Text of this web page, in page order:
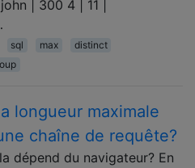
| 300 4 | 11 |
sql max
distinct
longueur maximale
chaîne de requête?
dépend du navigateur? En